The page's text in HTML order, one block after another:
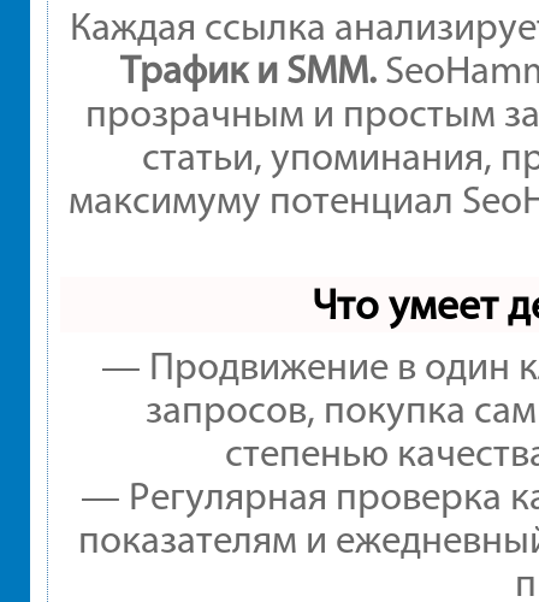
Каждая ссылка
Трафик и SMM.
прозрачным и простым
статьи, упоминания,
максимуму потенциал
Что умеет
— Продвижение в один
запросов, покупка
степенью
— Регулярная проверка
показателям и